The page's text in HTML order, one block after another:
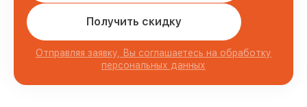
Получить скидку
Отправляя заявку, Вы соглашаетесь на обработку
персональных данных